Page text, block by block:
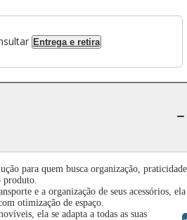
Entrega e retira
para quem busca organização, praticidade
produto.
e a organização de seus acessórios, ela
otimização de espaço.
ela se adapta a todas as suas